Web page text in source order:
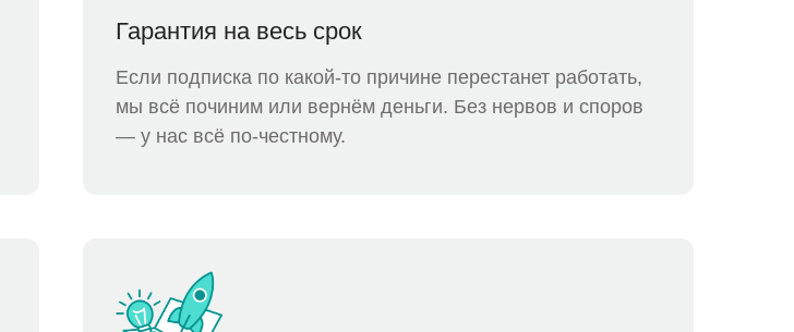
Гарантия на весь срок
Если подписка по какой-то причине перестанет работать,
мы всё починим или вернём деньги. Без нервов и споров
— у нас всё по-честному.